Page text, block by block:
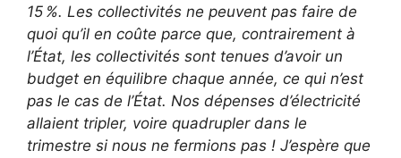
15 %. Les collectivités ne peuvent pas faire de
quoi qu’il en coûte parce que, contrairement à
l’État, les collectivités sont tenues d’avoir un
budget en équilibre chaque année, ce qui n’est
pas le cas de l’État. Nos dépenses d’électricité
allaient tripler, voire quadrupler dans le
trimestre si nous ne fermions pas ! J’espère que